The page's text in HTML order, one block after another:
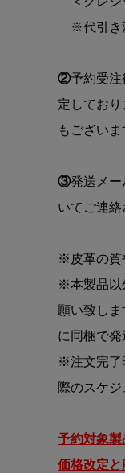
※代引き
②予約受注
定してお
もございま
③発送メー
いてご連絡
※皮革の質
※本製品以
願い致しま
に同梱で発
※注文完了
際のスケジ
予約対象
価格改定